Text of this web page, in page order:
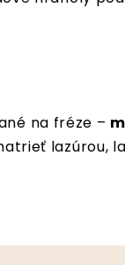
na fréze –
lazúrou,